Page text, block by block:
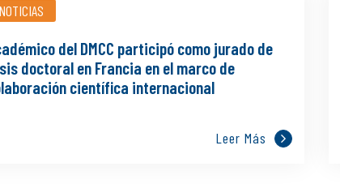
NOTICIAS
del DMCC participó como jurado de
doctoral en Francia en el marco de
científica internacional
Leer Más